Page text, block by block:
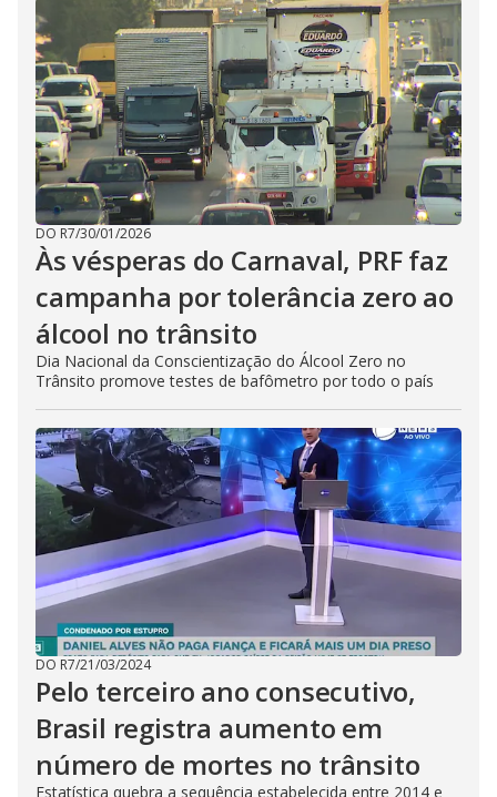
DO R7/30/01/2026
Às vésperas do Carnaval, PRF faz
campanha por tolerância zero ao
álcool no trânsito
Dia Nacional da Conscientização do Álcool Zero no
Trânsito promove testes de bafômetro por todo o país
DO R7/21/03/2024
Pelo terceiro ano consecutivo,
Brasil registra aumento em
número de mortes no trânsito
Estatística quebra a sequência estabelecida entre 2014 e